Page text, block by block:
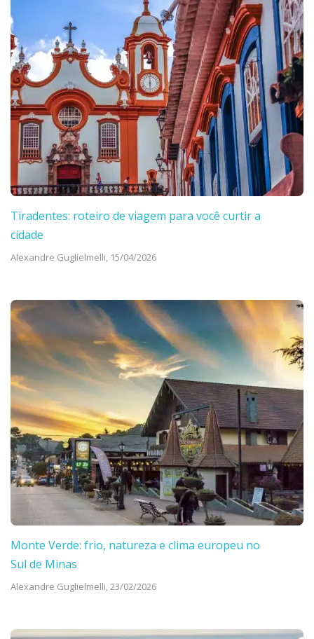
Tiradentes: roteiro de viagem para você curtir a
cidade
Alexandre Guglielmelli, 15/04/2026
Monte Verde: frio, natureza e clima europeu no
Sul de Minas
Alexandre Guglielmelli, 23/02/2026